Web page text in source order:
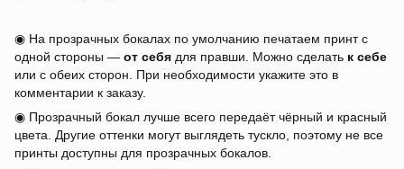
◉ На прозрачных бокалах по умолчанию печатаем принт с
одной стороны — от себя для правши. Можно сделать к себе
или с обеих сторон. При необходимости укажите это в
комментарии к заказу.
◉ Прозрачный бокал лучше всего передаёт чёрный и красный
цвета. Другие оттенки могут выглядеть тускло, поэтому не все
принты доступны для прозрачных бокалов.